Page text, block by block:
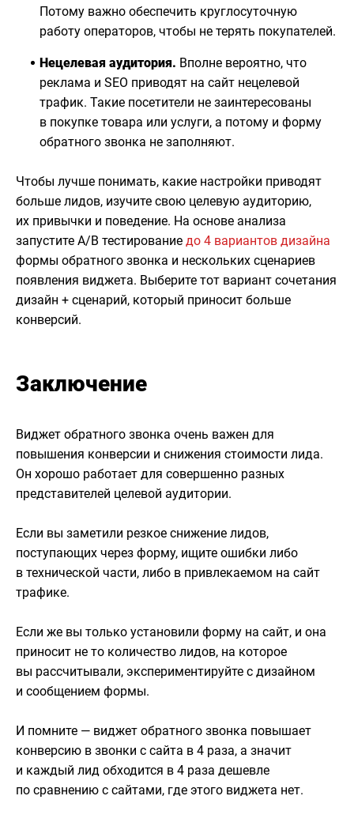
Потому важно обеспечить круглосуточную
работу операторов, чтобы не терять покупателей.
Нецелевая аудитория. Вполне вероятно, что
реклама и SEO приводят на сайт нецелевой
трафик. Такие посетители не заинтересованы
в покупке товара или услуги, а потому и форму
обратного звонка не заполняют.
Чтобы лучше понимать, какие настройки приводят
больше лидов, изучите свою целевую аудиторию,
их привычки и поведение. На основе анализа
запустите A/B тестирование до 4 вариантов дизайна
формы обратного звонка и нескольких сценариев
появления виджета. Выберите тот вариант сочетания
дизайн + сценарий, который приносит больше
конверсий.
Заключение
Виджет обратного звонка очень важен для
повышения конверсии и снижения стоимости лида.
Он хорошо работает для совершенно разных
представителей целевой аудитории.
Если вы заметили резкое снижение лидов,
поступающих через форму, ищите ошибки либо
в технической части, либо в привлекаемом на сайт
трафике.
Если же вы только установили форму на сайт, и она
приносит не то количество лидов, на которое
вы рассчитывали, экспериментируйте с дизайном
и сообщением формы.
И помните — виджет обратного звонка повышает
конверсию в звонки с сайта в 4 раза, а значит
и каждый лид обходится в 4 раза дешевле
по сравнению с сайтами, где этого виджета нет.